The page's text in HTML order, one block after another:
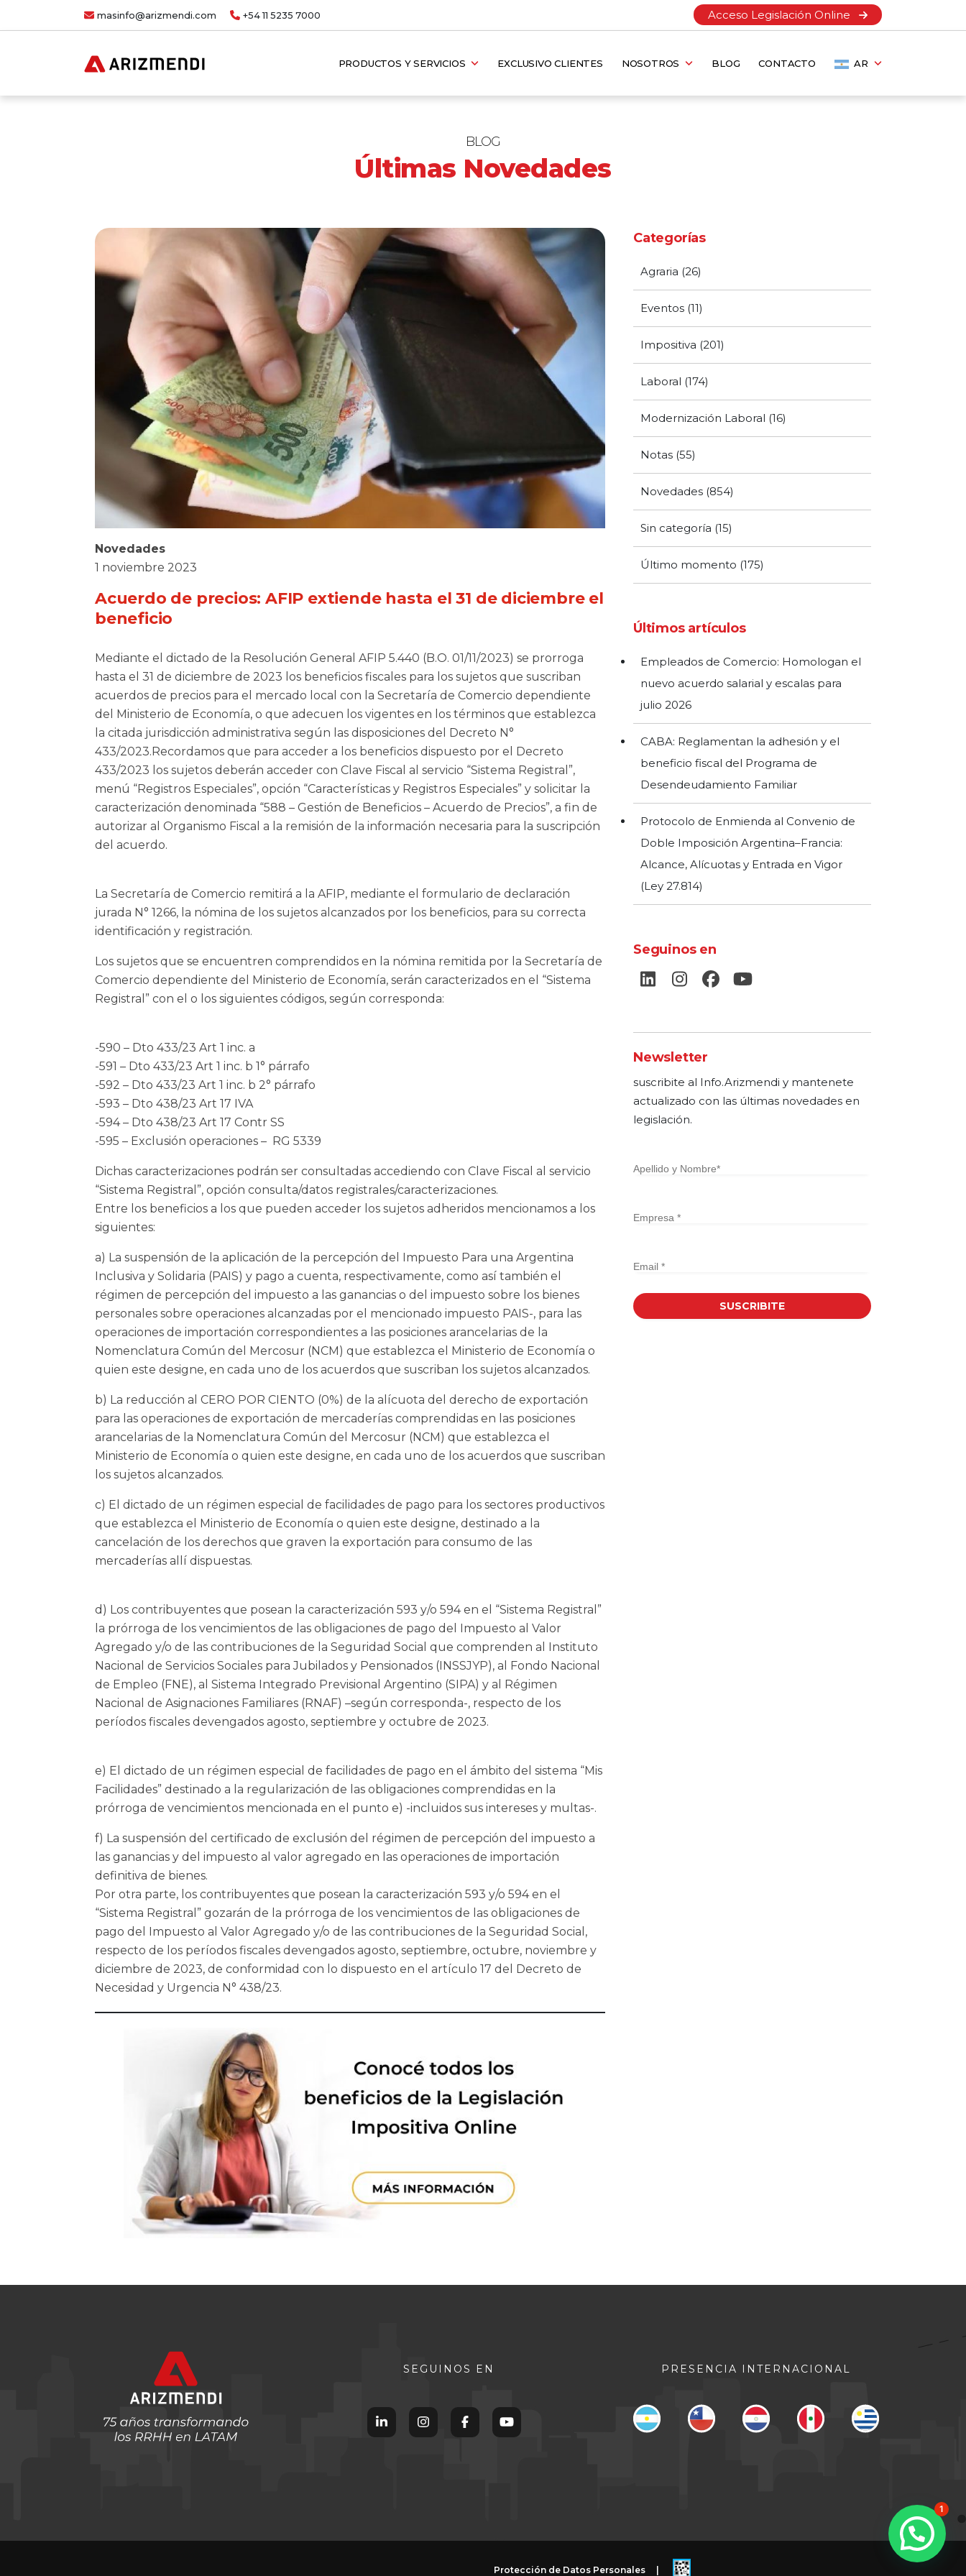
masinfo@arizmendi.com +54 11 5235 7000 Acceso Legislación Online
PRODUCTOS Y SERVICIOS EXCLUSIVO CLIENTES NOSOTROS BLOG CONTACTO AR
BLOG
Últimas Novedades
Novedades
1 noviembre 2023
Acuerdo de precios: AFIP extiende hasta el 31 de diciembre el
beneficio
Mediante el dictado de la Resolución General AFIP 5.440 (B.O. 01/11/2023) se prorroga
hasta el 31 de diciembre de 2023 los beneficios fiscales para los sujetos que suscriban
acuerdos de precios para el mercado local con la Secretaría de Comercio dependiente
del Ministerio de Economía, o que adecuen los vigentes en los términos que establezca
la citada jurisdicción administrativa según las disposiciones del Decreto N°
433/2023.Recordamos que para acceder a los beneficios dispuesto por el Decreto
433/2023 los sujetos deberán acceder con Clave Fiscal al servicio “Sistema Registral”,
menú “Registros Especiales”, opción “Características y Registros Especiales” y solicitar la
caracterización denominada “588 – Gestión de Beneficios – Acuerdo de Precios”, a fin de
autorizar al Organismo Fiscal a la remisión de la información necesaria para la suscripción
del acuerdo.
La Secretaría de Comercio remitirá a la AFIP, mediante el formulario de declaración
jurada N° 1266, la nómina de los sujetos alcanzados por los beneficios, para su correcta
identificación y registración.
Los sujetos que se encuentren comprendidos en la nómina remitida por la Secretaría de
Comercio dependiente del Ministerio de Economía, serán caracterizados en el “Sistema
Registral” con el o los siguientes códigos, según corresponda:
-590 – Dto 433/23 Art 1 inc. a
-591 – Dto 433/23 Art 1 inc. b 1° párrafo
-592 – Dto 433/23 Art 1 inc. b 2° párrafo
-593 – Dto 438/23 Art 17 IVA
-594 – Dto 438/23 Art 17 Contr SS
-595 – Exclusión operaciones – RG 5339
Dichas caracterizaciones podrán ser consultadas accediendo con Clave Fiscal al servicio
“Sistema Registral”, opción consulta/datos registrales/caracterizaciones.
Entre los beneficios a los que pueden acceder los sujetos adheridos mencionamos a los
siguientes:
a) La suspensión de la aplicación de la percepción del Impuesto Para una Argentina
Inclusiva y Solidaria (PAIS) y pago a cuenta, respectivamente, como así también el
régimen de percepción del impuesto a las ganancias o del impuesto sobre los bienes
personales sobre operaciones alcanzadas por el mencionado impuesto PAIS-, para las
operaciones de importación correspondientes a las posiciones arancelarias de la
Nomenclatura Común del Mercosur (NCM) que establezca el Ministerio de Economía o
quien este designe, en cada uno de los acuerdos que suscriban los sujetos alcanzados.
b) La reducción al CERO POR CIENTO (0%) de la alícuota del derecho de exportación
para las operaciones de exportación de mercaderías comprendidas en las posiciones
arancelarias de la Nomenclatura Común del Mercosur (NCM) que establezca el
Ministerio de Economía o quien este designe, en cada uno de los acuerdos que suscriban
los sujetos alcanzados.
c) El dictado de un régimen especial de facilidades de pago para los sectores productivos
que establezca el Ministerio de Economía o quien este designe, destinado a la
cancelación de los derechos que graven la exportación para consumo de las
mercaderías allí dispuestas.
d) Los contribuyentes que posean la caracterización 593 y/o 594 en el “Sistema Registral”
la prórroga de los vencimientos de las obligaciones de pago del Impuesto al Valor
Agregado y/o de las contribuciones de la Seguridad Social que comprenden al Instituto
Nacional de Servicios Sociales para Jubilados y Pensionados (INSSJYP), al Fondo Nacional
de Empleo (FNE), al Sistema Integrado Previsional Argentino (SIPA) y al Régimen
Nacional de Asignaciones Familiares (RNAF) –según corresponda-, respecto de los
períodos fiscales devengados agosto, septiembre y octubre de 2023.
e) El dictado de un régimen especial de facilidades de pago en el ámbito del sistema “Mis
Facilidades” destinado a la regularización de las obligaciones comprendidas en la
prórroga de vencimientos mencionada en el punto e) -incluidos sus intereses y multas-.
f) La suspensión del certificado de exclusión del régimen de percepción del impuesto a
las ganancias y del impuesto al valor agregado en las operaciones de importación
definitiva de bienes.
Por otra parte, los contribuyentes que posean la caracterización 593 y/o 594 en el
“Sistema Registral” gozarán de la prórroga de los vencimientos de las obligaciones de
pago del Impuesto al Valor Agregado y/o de las contribuciones de la Seguridad Social,
respecto de los períodos fiscales devengados agosto, septiembre, octubre, noviembre y
diciembre de 2023, de conformidad con lo dispuesto en el artículo 17 del Decreto de
Necesidad y Urgencia N° 438/23.
Categorías
Agraria (26)
Eventos (11)
Impositiva (201)
Laboral (174)
Modernización Laboral (16)
Notas (55)
Novedades (854)
Sin categoría (15)
Último momento (175)
Últimos artículos
Empleados de Comercio: Homologan el
nuevo acuerdo salarial y escalas para
julio 2026
CABA: Reglamentan la adhesión y el
beneficio fiscal del Programa de
Desendeudamiento Familiar
Protocolo de Enmienda al Convenio de
Doble Imposición Argentina–Francia:
Alcance, Alícuotas y Entrada en Vigor
(Ley 27.814)
Seguinos en
Newsletter
suscribite al Info.Arizmendi y mantenete
actualizado con las últimas novedades en
legislación.
SEGUINOS EN PRESENCIA INTERNACIONAL
Protección de Datos Personales
1